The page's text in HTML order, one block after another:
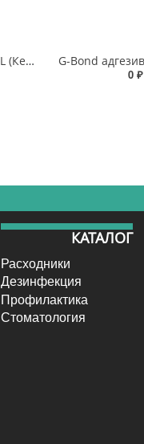
Адгезив Оптибонд FL (Кerr) праймер 8мл+адгезив 8мл+гель протр. 3г+ акс.
0 ₽
КАТАЛОГ
Расходники
Дезинфекция
Профилактика
Стоматология